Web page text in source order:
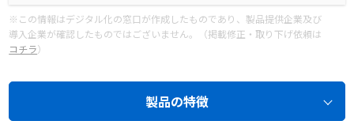
※この情報はデジタル化の窓口が作成したものであり、製品提供企業及び
導入企業が確認したものではございません。（掲載修正・取り下げ依頼は
コチラ）
製品の特徴